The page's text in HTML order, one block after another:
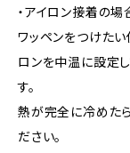
・アイロン接着の場
ワッペンをつけた
ロンを中温に設定
す。
熱が完全に冷めた
ださい。